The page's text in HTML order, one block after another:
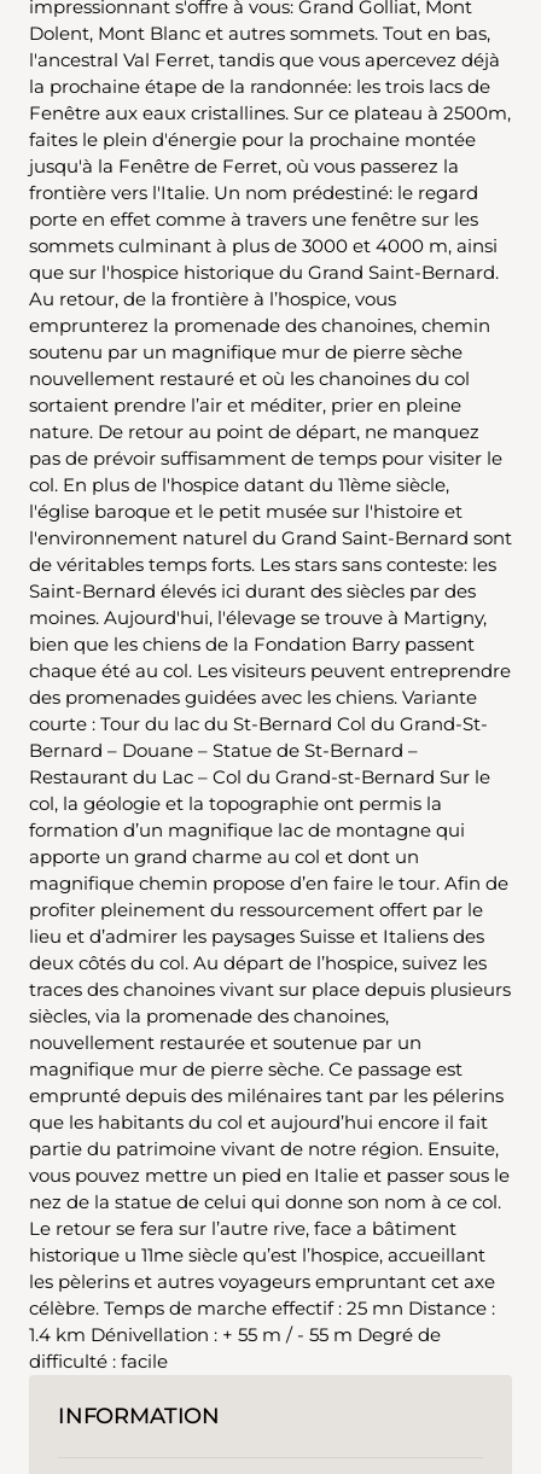
impressionnant s'offre à vous: Grand Golliat, Mont
Dolent, Mont Blanc et autres sommets. Tout en bas,
l'ancestral Val Ferret, tandis que vous apercevez déjà
la prochaine étape de la randonnée: les trois lacs de
Fenêtre aux eaux cristallines. Sur ce plateau à 2500m,
faites le plein d'énergie pour la prochaine montée
jusqu'à la Fenêtre de Ferret, où vous passerez la
frontière vers l'Italie. Un nom prédestiné: le regard
porte en effet comme à travers une fenêtre sur les
sommets culminant à plus de 3000 et 4000 m, ainsi
que sur l'hospice historique du Grand Saint-Bernard.
Au retour, de la frontière à l’hospice, vous
emprunterez la promenade des chanoines, chemin
soutenu par un magnifique mur de pierre sèche
nouvellement restauré et où les chanoines du col
sortaient prendre l’air et méditer, prier en pleine
nature. De retour au point de départ, ne manquez
pas de prévoir suffisamment de temps pour visiter le
col. En plus de l'hospice datant du 11ème siècle,
l'église baroque et le petit musée sur l'histoire et
l'environnement naturel du Grand Saint-Bernard sont
de véritables temps forts. Les stars sans conteste: les
Saint-Bernard élevés ici durant des siècles par des
moines. Aujourd'hui, l'élevage se trouve à Martigny,
bien que les chiens de la Fondation Barry passent
chaque été au col. Les visiteurs peuvent entreprendre
des promenades guidées avec les chiens. Variante
courte : Tour du lac du St-Bernard Col du Grand-St-
Bernard – Douane – Statue de St-Bernard –
Restaurant du Lac – Col du Grand-st-Bernard Sur le
col, la géologie et la topographie ont permis la
formation d’un magnifique lac de montagne qui
apporte un grand charme au col et dont un
magnifique chemin propose d’en faire le tour. Afin de
profiter pleinement du ressourcement offert par le
lieu et d’admirer les paysages Suisse et Italiens des
deux côtés du col. Au départ de l’hospice, suivez les
traces des chanoines vivant sur place depuis plusieurs
siècles, via la promenade des chanoines,
nouvellement restaurée et soutenue par un
magnifique mur de pierre sèche. Ce passage est
emprunté depuis des milénaires tant par les pélerins
que les habitants du col et aujourd’hui encore il fait
partie du patrimoine vivant de notre région. Ensuite,
vous pouvez mettre un pied en Italie et passer sous le
nez de la statue de celui qui donne son nom à ce col.
Le retour se fera sur l’autre rive, face a bâtiment
historique u 11me siècle qu’est l’hospice, accueillant
les pèlerins et autres voyageurs empruntant cet axe
célèbre. Temps de marche effectif : 25 mn Distance :
1.4 km Dénivellation : + 55 m / - 55 m Degré de
difficulté : facile
INFORMATION